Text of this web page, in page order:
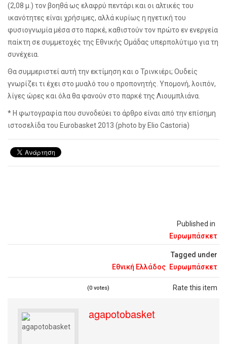
Published in
Ευρωμπάσκετ
Tagged under
Εθνική Ελλάδος Ευρωμπάσκετ
Rate this item
(0 votes)
(2,08 μ.) τον βοηθά ως ελαφρύ πεντάρι και οι αλτικές του
ικανότητες είναι χρήσιμες, αλλά κυρίως η ηγετική του
φυσιογνωμία μέσα στο παρκέ, καθιστούν τον πρώτο εν ενεργεία
παίκτη σε συμμετοχές της Εθνικής Ομάδας υπερπολύτιμο για τη
συνέχεια.
Θα συμμεριστεί αυτή την εκτίμηση και ο Τρινκιέρι; Ουδείς
γνωρίζει τι έχει στο μυαλό του ο προπονητής. Υπομονή, λοιπόν,
λίγες ώρες και όλα θα φανούν στο παρκέ της Λιουμπλιάνα.
* Η φωτογραφία που συνοδεύει το άρθρο είναι από την επίσημη
ιστοσελίδα του Eurobasket 2013 (photo by Elio Castoria)
agapotobasket